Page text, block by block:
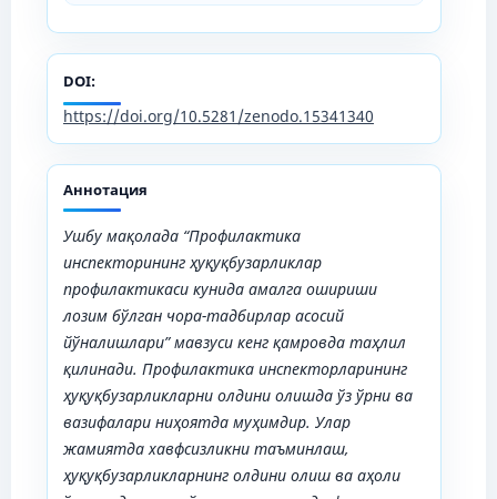
DOI:
https://doi.org/10.5281/zenodo.15341340
Аннотация
Ушбу мақолада “Профилактика
инспекторининг ҳуқуқбузарликлар
профилактикаси кунида амалга ошириши
лозим бўлган чора-тадбирлар асосий
йўналишлари” мавзуси кенг қамровда таҳлил
қилинади. Профилактика инспекторларининг
ҳуқуқбузарликларни олдини олишда ўз ўрни ва
вазифалари ниҳоятда муҳимдир. Улар
жамиятда хавфсизликни таъминлаш,
ҳуқуқбузарликларнинг олдини олиш ва аҳоли